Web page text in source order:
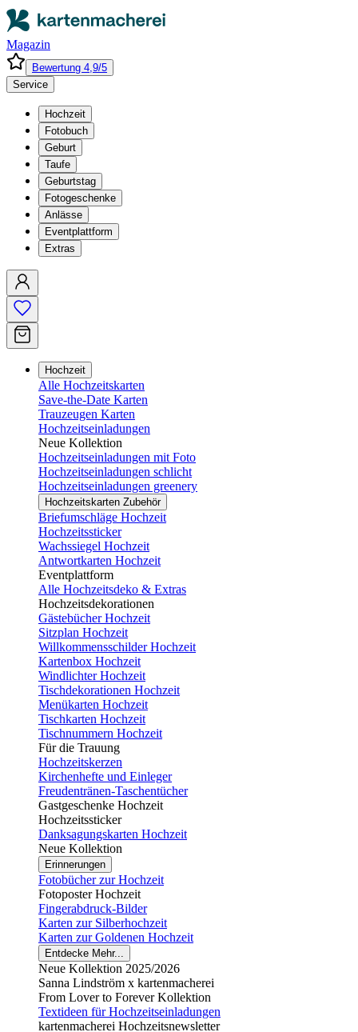
Magazin
Bewertung 4,9/5
Service
Hochzeit
Fotobuch
Geburt
Taufe
Geburtstag
Fotogeschenke
Anlässe
Eventplattform
Extras
Hochzeit
Alle Hochzeitskarten
Save-the-Date Karten
Trauzeugen Karten
Hochzeitseinladungen
Neue Kollektion
Hochzeitseinladungen mit Foto
Hochzeitseinladungen schlicht
Hochzeitseinladungen greenery
Hochzeitskarten Zubehör
Briefumschläge Hochzeit
Hochzeitssticker
Wachssiegel Hochzeit
Antwortkarten Hochzeit
Eventplattform
Alle Hochzeitsdeko & Extras
Hochzeitsdekorationen
Gästebücher Hochzeit
Sitzplan Hochzeit
Willkommensschilder Hochzeit
Kartenbox Hochzeit
Windlichter Hochzeit
Tischdekorationen Hochzeit
Menükarten Hochzeit
Tischkarten Hochzeit
Tischnummern Hochzeit
Für die Trauung
Hochzeitskerzen
Kirchenhefte und Einleger
Freudentränen-Taschentücher
Gastgeschenke Hochzeit
Hochzeitssticker
Danksagungskarten Hochzeit
Neue Kollektion
Erinnerungen
Fotobücher zur Hochzeit
Fotoposter Hochzeit
Fingerabdruck-Bilder
Karten zur Silberhochzeit
Karten zur Goldenen Hochzeit
Entdecke Mehr...
Neue Kollektion 2025/2026
Sanna Lindström x kartenmacherei
From Lover to Forever Kollektion
Textideen für Hochzeitseinladungen
kartenmacherei Hochzeitsnewsletter